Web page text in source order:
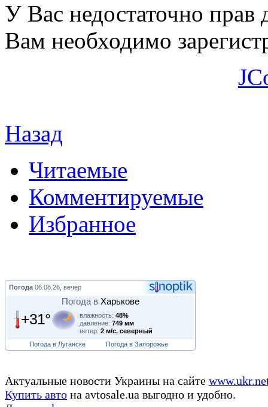
У Вас недостаточно прав
Вам необходимо
Назад
Читаемые
Комментируемые
Избранное
Погода 06.08.26, вечер
Погода в Харькове
+31° влажность: 48%
давление: 749 мм
ветер: 2 м/с, северный
Погода в Луганске
Погода в Запорожье
Актуальные новости Украины на сайте
Купить авто на avtosale.ua выгодно и удобно.